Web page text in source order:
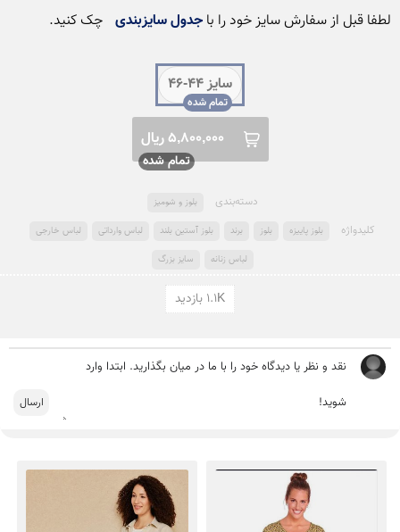
سایز 44-46
5,800,000 ریال
لطفا قبل از سفارش سایز خود را با جدول سایزبندی چک کنید.
دسته‌بندی بلوز و شومیز
کلید‌واژه بلوز پاییزه بلوز برند بلوز آستین بلند لباس وارداتی لباس خارجی
لباس زنانه سایز بزرگ
1.1K بازدید